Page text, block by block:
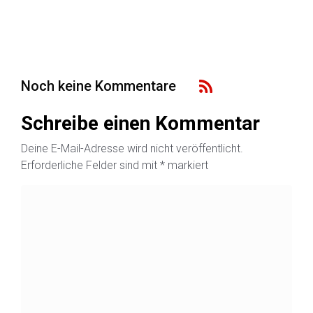
Noch keine Kommentare
Schreibe einen Kommentar
Deine E-Mail-Adresse wird nicht veröffentlicht.
Erforderliche Felder sind mit * markiert